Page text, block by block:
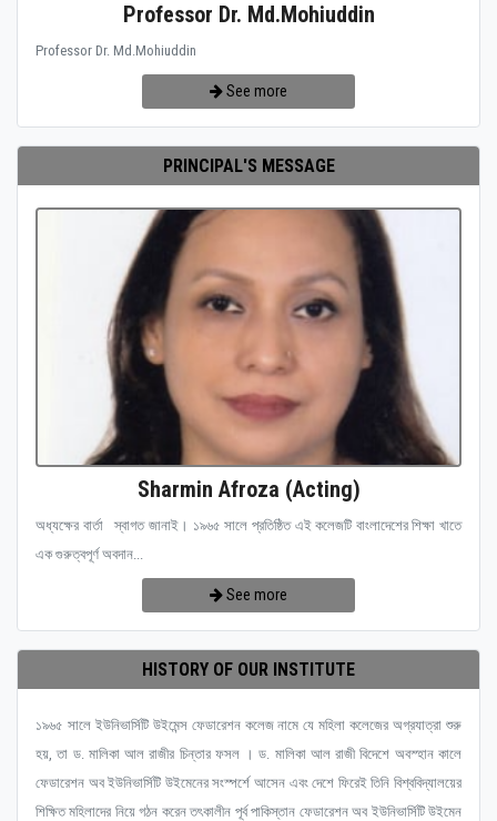
Professor Dr. Md.Mohiuddin
Professor Dr. Md.Mohiuddin
See more
PRINCIPAL'S MESSAGE
Sharmin Afroza (Acting)
অধ্যক্ষের বার্তা স্বাগত জানাই। ১৯৬৫ সালে প্রতিষ্ঠিত এই কলেজটি বাংলাদেশের শিক্ষা খাতে
এক গুরুত্বপূর্ণ অবদান...
See more
HISTORY OF OUR INSTITUTE
১৯৬৫ সালে ইউনিভার্সিটি উইমেন্স ফেডারেশন কলেজ নামে যে মহিলা কলেজের অগ্রযাত্রা শুরু
হয়, তা ড. মালিকা আল রাজীর চিন্তার ফসল । ড. মালিকা আল রাজী বিদেশে অবস্হান কালে
ফেডারেশন অব ইউনিভার্সিটি উইমেনের সংস্পর্শে আসেন এবং দেশে ফিরেই তিনি বিশ্ববিদ্যালয়ের
শিক্ষিত মহিলাদের নিয়ে গঠন করেন তৎকালীন পূর্ব পাকিস্তান ফেডারেশন অব ইউনিভার্সিটি উইমেন